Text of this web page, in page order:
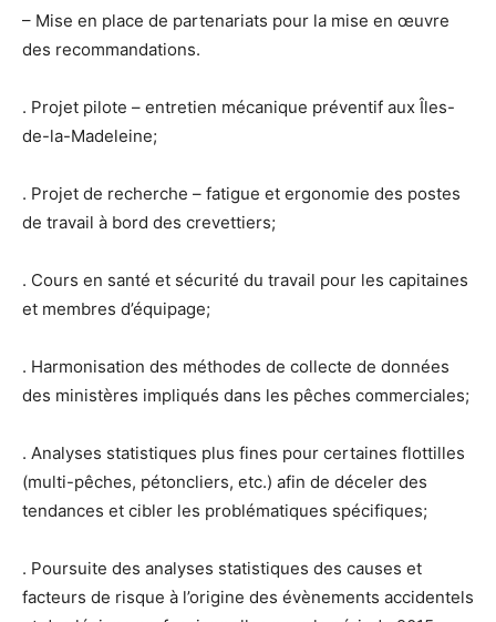
– Mise en place de partenariats pour la mise en œuvre
des recommandations.
. Projet pilote – entretien mécanique préventif aux Îles-
de-la-Madeleine;
. Projet de recherche – fatigue et ergonomie des postes
de travail à bord des crevettiers;
. Cours en santé et sécurité du travail pour les capitaines
et membres d’équipage;
. Harmonisation des méthodes de collecte de données
des ministères impliqués dans les pêches commerciales;
. Analyses statistiques plus fines pour certaines flottilles
(multi-pêches, pétoncliers, etc.) afin de déceler des
tendances et cibler les problématiques spécifiques;
. Poursuite des analyses statistiques des causes et
facteurs de risque à l’origine des évènements accidentels